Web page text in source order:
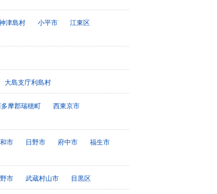
津島村 小平市
江東区
大島支庁利島村
摩郡瑞穂町
西東京市
市 日野市 府中市
福生市
市 武蔵村山市 目黒区